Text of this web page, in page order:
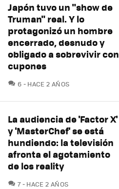
Japón tuvo un "show de
Truman" real. Y lo
protagonizó un hombre
encerrado, desnudo y
obligado a sobrevivir con
cupones
6 COMENTARIOS
HACE 2 AÑOS
La audiencia de 'Factor X'
y 'MasterChef' se está
hundiendo: la televisión
afronta el agotamiento
de los reality
7COMENTARIOS
HACE 2 AÑOS